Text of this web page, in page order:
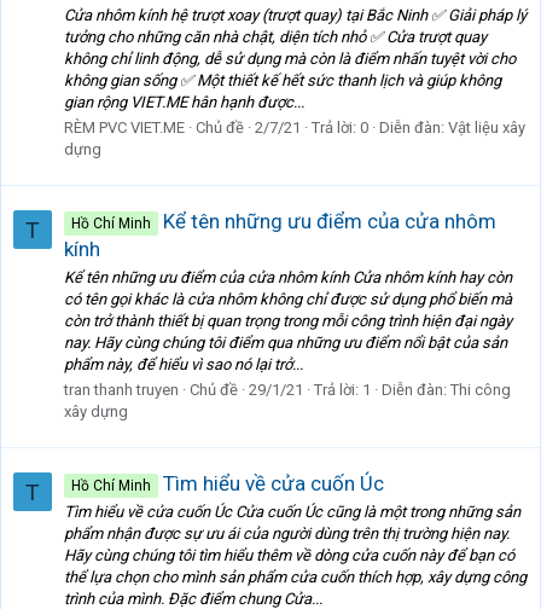
Cửa nhôm kính hệ trượt xoay (trượt quay) tại Bắc Ninh ✅ Giải pháp lý
tưởng cho những căn nhà chật, diện tích nhỏ ✅ Cửa trượt quay
không chỉ linh động, dễ sử dụng mà còn là điểm nhấn tuyệt vời cho
không gian sống ✅ Một thiết kế hết sức thanh lịch và giúp không
gian rộng VIET.ME hân hạnh được...
RÈM PVC VIET.ME Chủ đề 2/7/21 Trả lời: 0 Diễn đàn: Vật liệu xây
dựng
T Hồ Chí Minh
Kể tên những ưu điểm của cửa nhôm
kính
Kể tên những ưu điểm của cửa nhôm kính Cửa nhôm kính hay còn
có tên gọi khác là cửa nhôm không chỉ được sử dụng phổ biến mà
còn trở thành thiết bị quan trọng trong mỗi công trình hiện đại ngày
nay. Hãy cùng chúng tôi điểm qua những ưu điểm nổi bật của sản
phẩm này, để hiểu vì sao nó lại trở...
tran thanh truyen
Chủ đề 29/1/21 Trả lời: 1 Diễn đàn: Thi công
xây dựng
T Hồ Chí Minh Tìm hiểu về cửa cuốn Úc
Tìm hiểu về cửa cuốn Úc Cửa cuốn Úc cũng là một trong những sản
phẩm nhận được sự ưu ái của người dùng trên thị trường hiện nay.
Hãy cùng chúng tôi tìm hiểu thêm về dòng cửa cuốn này để bạn có
thể lựa chọn cho mình sản phẩm cửa cuốn thích hợp, xây dựng công
trình của mình. Đặc điểm chung Cửa...